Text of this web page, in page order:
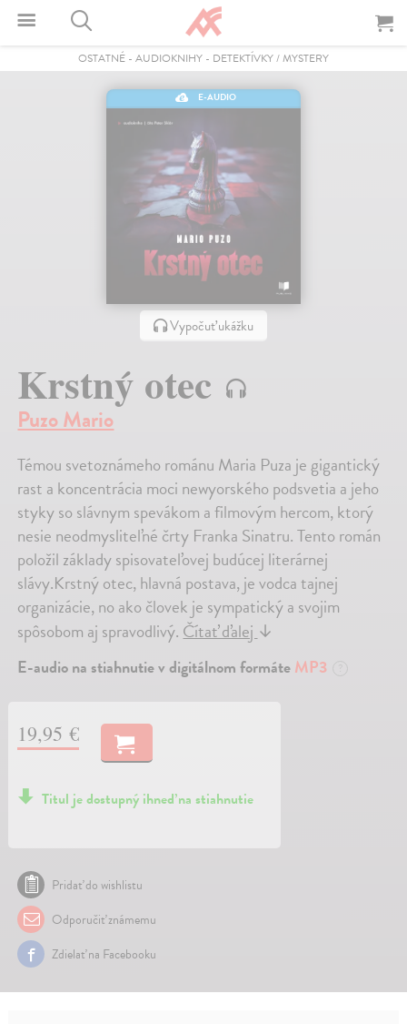
OSTATNÉ - AUDIOKNIHY - DETEKTÍVKY / MYSTERY
E-AUDIO
Vypočuť ukážku
Krstný otec
Puzo Mario
Témou svetoznámeho románu Maria Puza je gigantický
rast a koncentrácia moci newyorského podsvetia a jeho
styky so slávnym spevákom a filmovým hercom, ktorý
nesie neodmysliteľné črty Franka Sinatru. Tento román
položil základy spisovateľovej budúcej literárnej
slávy.Krstný otec, hlavná postava, je vodca tajnej
organizácie, no ako človek je sympatický a svojim
spôsobom aj spravodlivý.Čítať ďalej↓
E-audio na stiahnutie v digitálnom formáteMP3
19,95 €
Titul je dostupný ihneď na stiahnutie
Pridať do wishlistu
Odporučiť známemu
Zdielať na Facebooku